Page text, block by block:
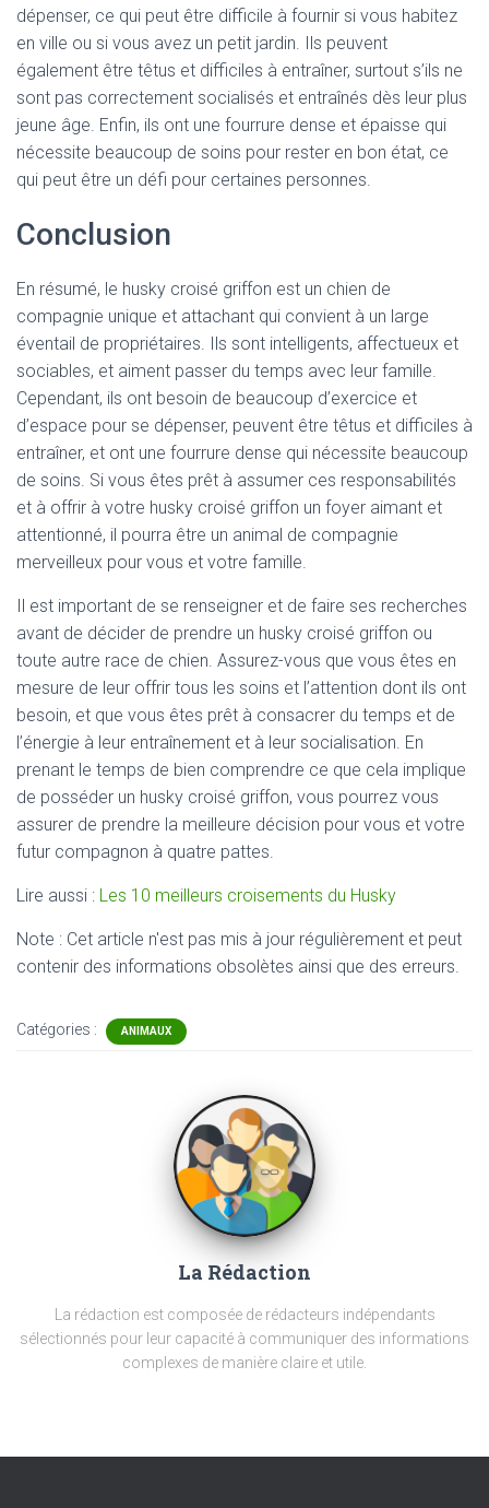
dépenser, ce qui peut être difficile à fournir si vous habitez
en ville ou si vous avez un petit jardin. Ils peuvent
également être têtus et difficiles à entraîner, surtout s’ils ne
sont pas correctement socialisés et entraînés dès leur plus
jeune âge. Enfin, ils ont une fourrure dense et épaisse qui
nécessite beaucoup de soins pour rester en bon état, ce
qui peut être un défi pour certaines personnes.
Conclusion
En résumé, le husky croisé griffon est un chien de
compagnie unique et attachant qui convient à un large
éventail de propriétaires. Ils sont intelligents, affectueux et
sociables, et aiment passer du temps avec leur famille.
Cependant, ils ont besoin de beaucoup d’exercice et
d’espace pour se dépenser, peuvent être têtus et difficiles à
entraîner, et ont une fourrure dense qui nécessite beaucoup
de soins. Si vous êtes prêt à assumer ces responsabilités
et à offrir à votre husky croisé griffon un foyer aimant et
attentionné, il pourra être un animal de compagnie
merveilleux pour vous et votre famille.
Il est important de se renseigner et de faire ses recherches
avant de décider de prendre un husky croisé griffon ou
toute autre race de chien. Assurez-vous que vous êtes en
mesure de leur offrir tous les soins et l’attention dont ils ont
besoin, et que vous êtes prêt à consacrer du temps et de
l’énergie à leur entraînement et à leur socialisation. En
prenant le temps de bien comprendre ce que cela implique
de posséder un husky croisé griffon, vous pourrez vous
assurer de prendre la meilleure décision pour vous et votre
futur compagnon à quatre pattes.
Lire aussi : Les 10 meilleurs croisements du Husky
Note : Cet article n'est pas mis à jour régulièrement et peut
contenir des informations obsolètes ainsi que des erreurs.
Catégories : ANIMAUX
La Rédaction
La rédaction est composée de rédacteurs indépendants
sélectionnés pour leur capacité à communiquer des informations
complexes de manière claire et utile.